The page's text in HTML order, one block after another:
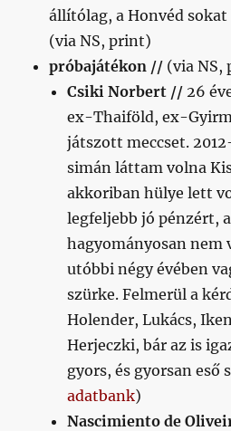
az
két
felkészülési
meccsen
bejegyzéshez
állítólag, a Honvéd
(via NS, print)
próbajátékon // (via NS,
Csiki Norbert // 26
ex-Thaiföld, ex-
játszott meccset.
simán láttam volna
akkoriban hülye lett
legfeljebb jó pénzért,
hagyományosan nem
utóbbi négy évében
szürke. Felmerül a
Holender, Lukács,
Herjeczki, bár az is
gyors, és gyorsan eső
adatbank)
Nascimiento de